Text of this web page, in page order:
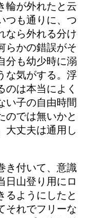
輪が外れたと云
つも通りに、つ
なら外れる分け
らかの錯誤がそ
分も幼少時に溺
な気がする。浮
のは本当によく
い子の自由時間
のでは無いかと
大丈夫は通用し
き付いて、意識
日山登り用にロ
るようにしたと
それでフリーな